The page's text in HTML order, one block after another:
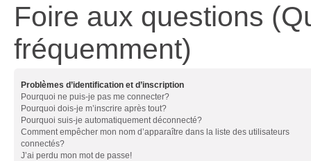
Foire aux questions
fréquemment)
Problèmes d’identification et d’inscription
Pourquoi ne puis-je pas me connecter?
Pourquoi dois-je m’inscrire après tout?
Pourquoi suis-je automatiquement déconnecté?
Comment empêcher mon nom d’apparaître dans la liste des utilisateurs
connectés?
J’ai perdu mon mot de passe!